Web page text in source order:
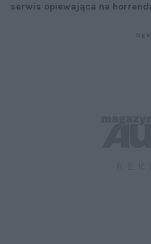
serwis opiewająca na